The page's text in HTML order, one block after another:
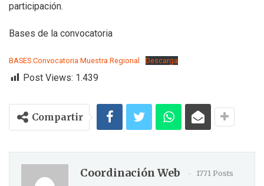
participación.
Bases de la convocatoria
BASES Convocatoria Muestra Regional Descarga
Post Views: 1.439
Compartir
Coordinación Web
1771 Posts